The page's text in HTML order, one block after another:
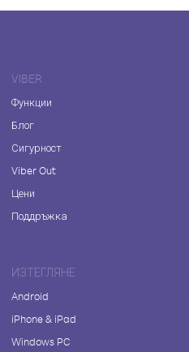
VIBER
Функции
Блог
Сигурност
Viber Out
Цени
Поддръжка
ИЗТЕГЛЯНЕ
Android
iPhone & iPad
Windows PC